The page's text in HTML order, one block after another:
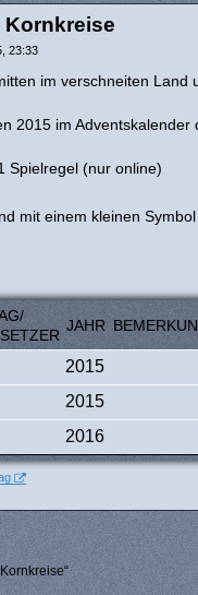
Kornkreise
23:33
im verschneiten
2015 im Adventskalender
Spielregel (nur online)
mit einem kleinen Symbol
JAHR
2015
2015
2016